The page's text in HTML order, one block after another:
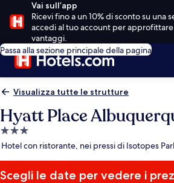
Vai sull’app
Ricevi fino a un 10% di sconto su una
accedi al tuo account per
vantaggi.
Passa alla sezione principale della pagina
Visualizza tutte le strutture
Hyatt Place
Struttura
a
stelle
Hotel con ristorante, nei pressi di Isotopes
Scegli le date per vedere i